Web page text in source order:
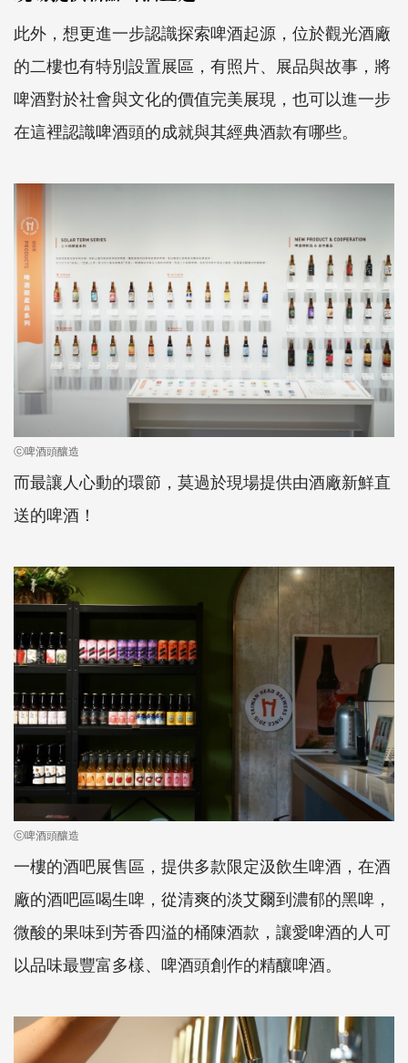
此外，想更進一步認識探索啤酒起源，位於觀光酒廠
的二樓也有特別設置展區，有照片、展品與故事，將
啤酒對於社會與文化的價值完美展現，也可以進一步
在這裡認識啤酒頭的成就與其經典酒款有哪些。
ⓒ啤酒頭釀造
而最讓人心動的環節，莫過於現場提供由酒廠新鮮直
送的啤酒！
ⓒ啤酒頭釀造
一樓的酒吧展售區，提供多款限定汲飲生啤酒，在酒
廠的酒吧區喝生啤，從清爽的淡艾爾到濃郁的黑啤，
微酸的果味到芳香四溢的桶陳酒款，讓愛啤酒的人可
以品味最豐富多樣、啤酒頭創作的精釀啤酒。